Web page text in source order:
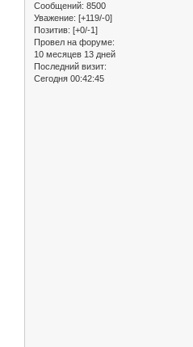
Сообщений: 8500
Уважение: [+119/-0]
Позитив: [+0/-1]
Провел на форуме:
10 месяцев 13 дней
Последний визит:
Сегодня 00:42:45